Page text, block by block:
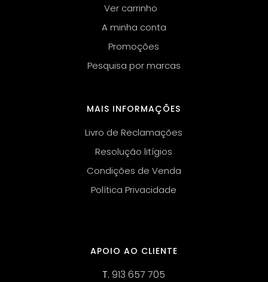
Ver carrinho
A minha conta
Promoções
Pesquisa por marcas
MAIS INFORMAÇÕES
Livro de Reclamações
Resolução litígios
Condições de Venda
Política Privacidade
APOIO AO CLIENTE
T.913 657 705